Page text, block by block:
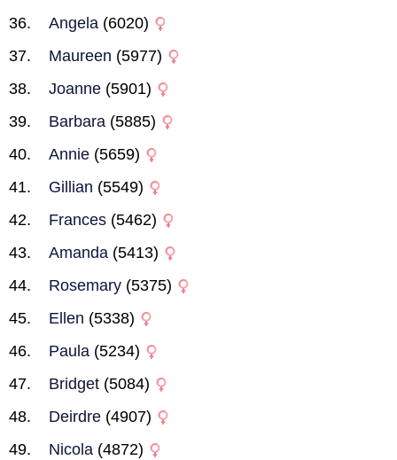
Angela (6020)
Maureen (5977)
Joanne (5901)
Barbara (5885)
Annie (5659)
Gillian (5549)
Frances (5462)
Amanda (5413)
Rosemary (5375)
Ellen (5338)
Paula (5234)
Bridget (5084)
Deirdre (4907)
Nicola (4872)